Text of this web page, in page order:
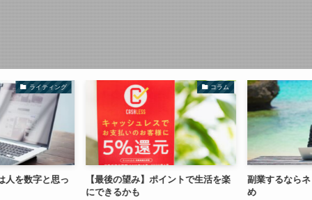
ライティング
を数字と思っ
コラム
【最後の望み】ポイントで生活を楽
にできるかも
副業するならネ
め